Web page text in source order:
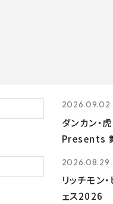
2026.09.02
ダンカン・
Presents 舞
2026.08.29
リッチモン
ェス2026